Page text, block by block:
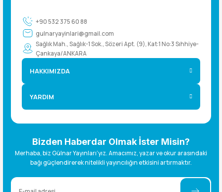
+90 532 375 60 88
gulnaryayinlari@gmail.com
Sağlık Mah., Sağlık-1 Sok., Sözeri Apt. (9), Kat:1 No:3 Sıhhiye-
Çankaya/ANKARA
HAKKIMIZDA
YARDIM
Bizden Haberdar Olmak İster Misin?
Merhaba, biz Gülnar Yayınları’yız. Amacımız, yazar ve okur arasındaki
bağı güçlendirerek nitelikli yayıncılığın etkisini artırmaktır.